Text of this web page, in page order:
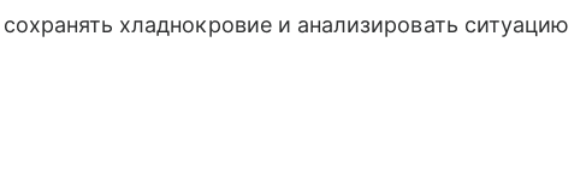
хладнокровие и анализировать ситуацию